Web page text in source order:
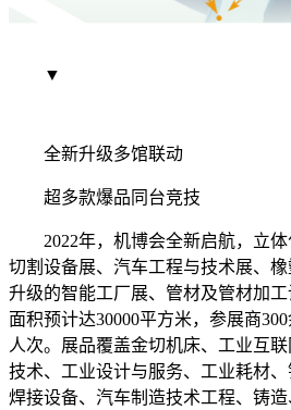
▼
全新升级多馆联动
超多款爆品同台竞技
2022年，机博会全新启航，立
切割设备展、汽车工程与技术展、
升级的智能工厂展、管材及管材加
面积预计达30000平方米，参展商
人次。展品覆盖金切机床、工业互
技术、工业设计与服务、工业耗材
焊接设备、汽车制造技术工程、铸